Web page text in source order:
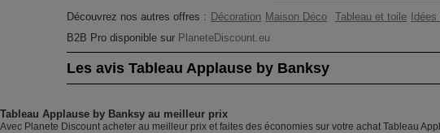
Découvrez nos autres offres : Décoration Maison Déco Tableau et toile
B2B Pro disponible sur PlaneteDiscount.eu
Les avis Tableau Applause by Banksy
Tableau Applause by Banksy au meilleur prix
Avec Planete Discount acheter au meilleur prix et faites des économies sur votre achat Tableau